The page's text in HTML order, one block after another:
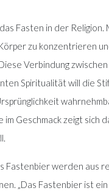
Fasten in der Religion.
zu konzentrieren
Verbindung
Spiritualität will die
im Geschmack zeigt sich
Fastenbier werden aus
„Das Fastenbier ist